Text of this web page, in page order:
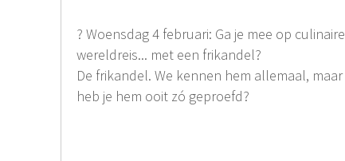
? Woensdag 4 februari: Ga je mee op culinaire
wereldreis... met een frikandel?
De frikandel. We kennen hem allemaal, maar
heb je hem ooit zó geproefd?